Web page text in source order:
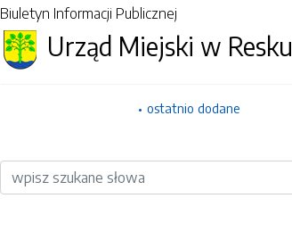
Biuletyn Informacji Publicznej
Urząd Miejski w Resku
ostatnio dodane
Wyszukiwarka